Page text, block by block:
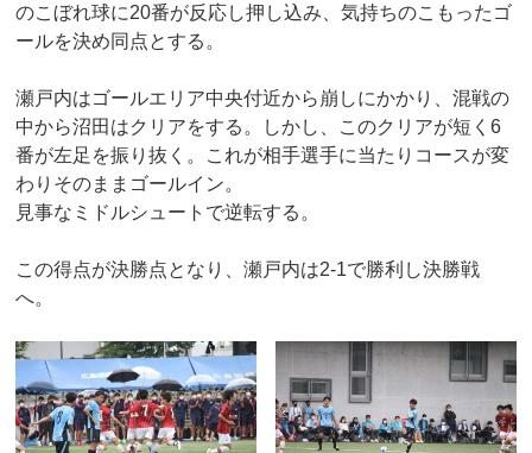
のこぼれ球に20番が反応し押し込み、気持ちのこもったゴ
ールを決め同点とする。
瀬戸内はゴールエリア中央付近から崩しにかかり、混戦の
中から沼田はクリアをする。しかし、このクリアが短く6
番が左足を振り抜く。これが相手選手に当たりコースが変
わりそのままゴールイン。
見事なミドルシュートで逆転する。
この得点が決勝点となり、瀬戸内は2-1で勝利し決勝戦
へ。